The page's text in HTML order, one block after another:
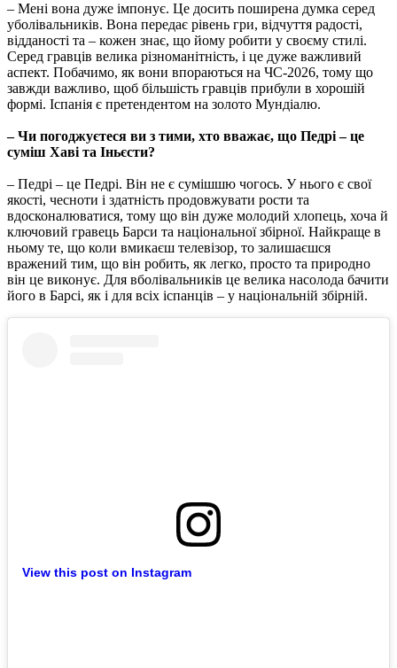
– Мені вона дуже імпонує. Це досить поширена думка серед
уболівальників. Вона передає рівень гри, відчуття радості,
відданості та – кожен знає, що йому робити у своєму стилі.
Серед гравців велика різноманітність, і це дуже важливий
аспект. Побачимо, як вони впораються на ЧС-2026, тому що
завжди важливо, щоб більшість гравців прибули в хорошій
формі. Іспанія є претендентом на золото Мундіалю.
– Чи погоджуєтеся ви з тими, хто вважає, що Педрі – це
суміш Хаві та Іньєсти?
– Педрі – це Педрі. Він не є сумішшю чогось. У нього є свої
якості, чесноти і здатність продовжувати рости та
вдосконалюватися, тому що він дуже молодий хлопець, хоча й
ключовий гравець Барси та національної збірної. Найкраще в
ньому те, що коли вмикаєш телевізор, то залишаєшся
вражений тим, що він робить, як легко, просто та природно
він це виконує. Для вболівальників це велика насолода бачити
його в Барсі, як і для всіх іспанців – у національній збірній.
View this post on Instagram